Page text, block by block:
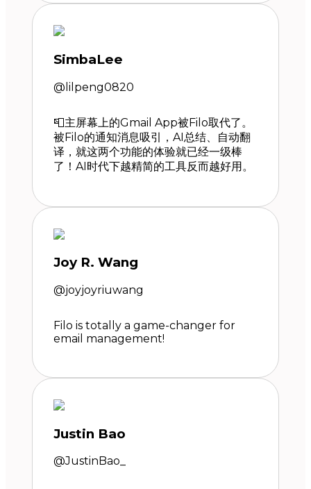
SimbaLee
@lilpeng0820
📮主屏幕上的Gmail App被Filo取代了。
被Filo的通知消息吸引，AI总结、自动翻
译，就这两个功能的体验就已经一级棒
了！AI时代下越精简的工具反而越好用。
Joy R. Wang
@joyjoyriuwang
Filo is totally a game-changer for
email management!
Justin Bao
@JustinBao_